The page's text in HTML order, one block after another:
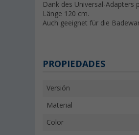
Dank des Universal-Adapters
Länge 120 cm.
Auch geeignet für die
PROPIEDADES
Versión
Material
Color